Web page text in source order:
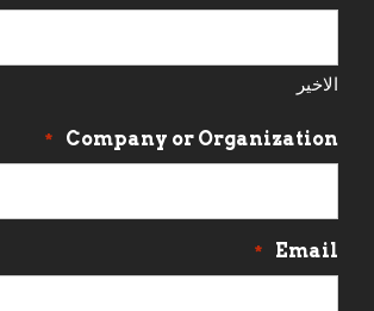
الاخير
Company or Organization
*
Email
*